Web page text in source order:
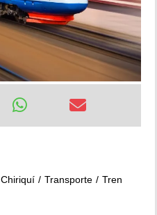
Chiriquí Transporte
Tren